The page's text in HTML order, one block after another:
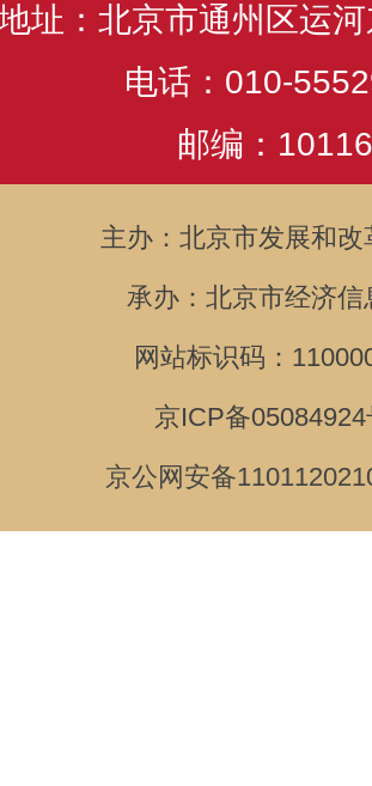
址：北京市通州区运
电话：010-
邮编：
主办：北京市发展和改
承办：北京市经济信
网站标识码：
京ICP备
京公网安备